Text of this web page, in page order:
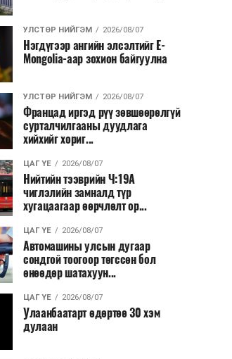
УЛСТӨР НИЙГЭМ 2026/08/07
Нэгдүгээр ангийн элсэлтийг E-
Mongolia-аар зохион байгуулна
УЛСТӨР НИЙГЭМ 2026/08/07
Францад иргэд рүү зөвшөөрөлгүй
сурталчилгааны дуудлага
хийхийг хориг...
ЦАГ ҮЕ 2026/08/07
Нийтийн тээврийн Ч:19А
чиглэлийн замналд түр
хугацаагаар өөрчлөлт ор...
ЦАГ ҮЕ 2026/08/07
Автомашины улсын дугаар
сондгой тоогоор төгссөн бол
өнөөдөр шатахуун...
ЦАГ ҮЕ 2026/08/07
Улаанбаатарт өдөртөө 30 хэм
дулаан